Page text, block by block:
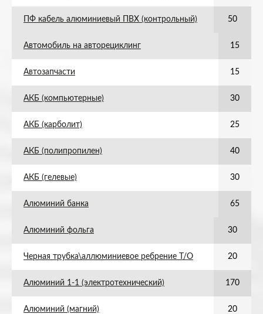
ПФ кабель алюминиевый ПВХ (контрольный) 50
Автомобиль на авторециклинг 15
Автозапчасти 15
АКБ (компьютерные) 30
АКБ (карболит) 25
АКБ (полипропилен) 40
АКБ (гелевые) 30
Алюминий банка 65
Алюминий фольга 30
Черная трубка\аллюминиевое ребрение Т/О 20
Алюминий 1-1 (электротехнический) 170
Алюминий (магний) 20